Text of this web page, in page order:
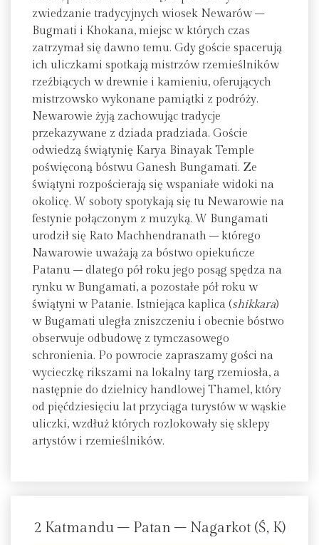
zwiedzanie tradycyjnych wiosek Newarów –
Bugmati i Khokana, miejsc w których czas
zatrzymał się dawno temu. Gdy goście spacerują
ich uliczkami spotkają mistrzów rzemieślników
rzeźbiących w drewnie i kamieniu, oferujących
mistrzowsko wykonane pamiątki z podróży.
Newarowie żyją zachowując tradycje
przekazywane z dziada pradziada. Goście
odwiedzą świątynię Karya Binayak Temple
poświęconą bóstwu Ganesh Bungamati. Ze
świątyni rozpościerają się wspaniałe widoki na
okolicę. W soboty spotykają się tu Newarowie na
festynie połączonym z muzyką. W Bungamati
urodził się Rato Machhendranath – którego
Nawarowie uważają za bóstwo opiekuńcze
Patanu – dlatego pół roku jego posąg spędza na
rynku w Bungamati, a pozostałe pół roku w
świątyni w Patanie. Istniejąca kaplica (shikkara)
w Bugamati uległa zniszczeniu i obecnie bóstwo
obserwuje odbudowę z tymczasowego
schronienia. Po powrocie zapraszamy gości na
wycieczkę rikszami na lokalny targ rzemiosła, a
następnie do dzielnicy handlowej Thamel, który
od pięćdziesięciu lat przyciąga turystów w wąskie
uliczki, wzdłuż których rozlokowały się sklepy
artystów i rzemieślników.
2 Katmandu – Patan – Nagarkot (Ś, K)